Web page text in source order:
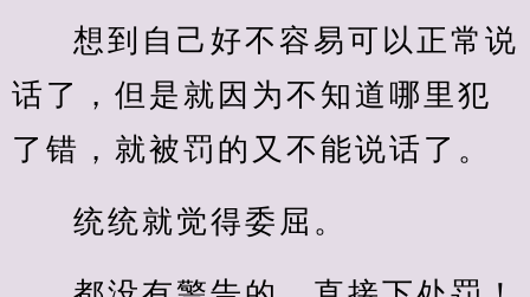
想到自己好不容易可以正常说
话了，但是就因为不知道哪里犯
了错，就被罚的又不能说话了。
统统就觉得委屈。